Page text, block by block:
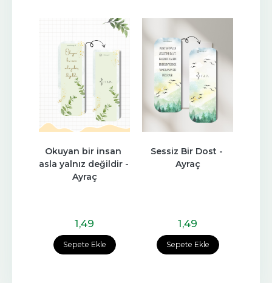
Sepete Ekle
Okuyan bir insan
asla yalnız değildir -
Ayraç
1,49
Sepete Ekle
Sessiz Bir Dost -
Ayraç
1,49